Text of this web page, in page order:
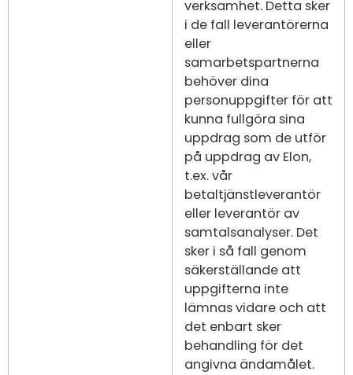
verksamhet. Detta sker
i de fall leverantörerna
eller
samarbetspartnerna
behöver dina
personuppgifter för att
kunna fullgöra sina
uppdrag som de utför
på uppdrag av Elon,
t.ex. vår
betaltjänstleverantör
eller leverantör av
samtalsanalyser. Det
sker i så fall genom
säkerställande att
uppgifterna inte
lämnas vidare och att
det enbart sker
behandling för det
angivna ändamålet.